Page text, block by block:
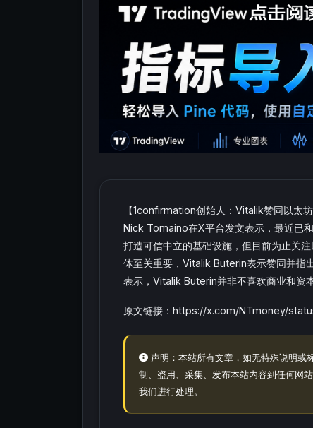
【1confirmation创始人：Vitalik赞同以太
Nick Tomaino在X平台发文表示，最近已
打造可信中立的基础设施，但目前为止关
体至关重要，Vitalik Buterin表示赞同并指
表示，Vitalik Buterin并非不喜欢商业和资
原文链接：https://x.com/NTmoney/
声明：本站所有文章，如无特殊说明或
制、盗用、采集、发布本站内容到任何网
我们进行处理。